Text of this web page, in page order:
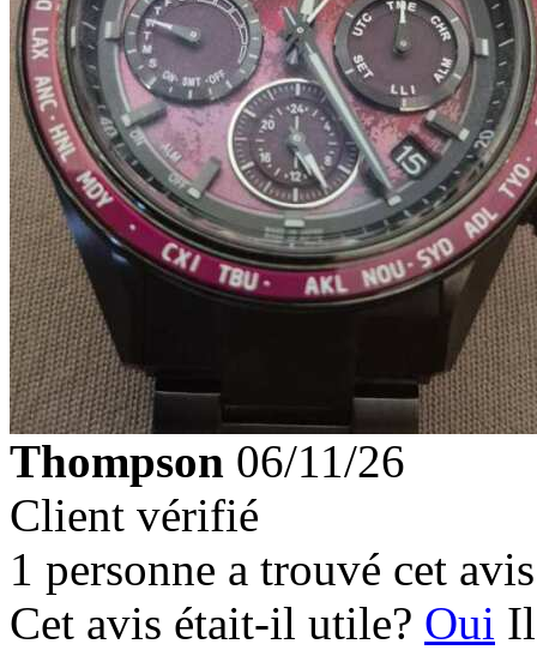
Thompson 06/11/26
Client vérifié
1 personne a trouvé cet
Cet avis était-il utile? Oui